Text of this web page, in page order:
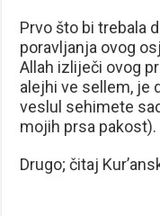
Prvo što bi trebala
poravljanja ovog
Allah izliječi ovog
alejhi ve sellem, je
veslul sehimete
mojih prsa pakost).
Drugo; čitaj